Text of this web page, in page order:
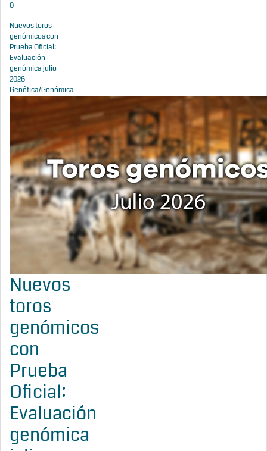
0
Nuevos toros
genómicos con
Prueba Oficial:
Evaluación
genómica julio
2026
Genética/Genómica
Nuevos
toros
genómicos
con
Prueba
Oficial:
Evaluación
genómica